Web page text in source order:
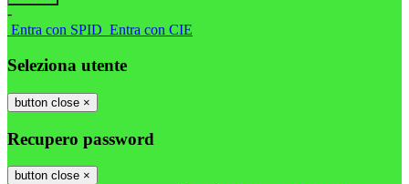
-
Entra con SPID Entra con CIE
Seleziona utente
button close ×
Recupero password
button close ×